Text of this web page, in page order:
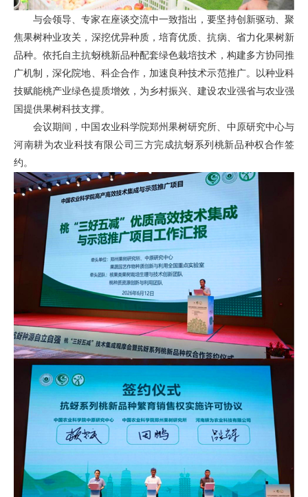
与会领导、专家在座谈交流中一致指出，要坚持创新驱动、聚
焦果树种业攻关，深挖优异种质，培育优质、抗病、省力化果树新
品种。依托自主抗蚜桃新品种配套绿色栽培技术，构建多方协同推
广机制，深化院地、科企合作，加速良种技术示范推广。以种业科
技赋能桃产业绿色提质增效，为乡村振兴、建设农业强省与农业强
国提供果树科技支撑。
会议期间，中国农业科学院郑州果树研究所、中原研究中心与
河南耕为农业科技有限公司三方完成抗蚜系列桃新品种权合作签
约。